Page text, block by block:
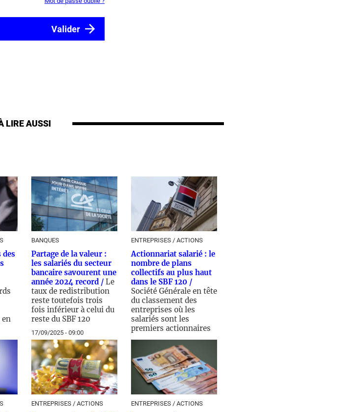
LIRE AUSSI
des
en
BANQUES
Partage de la valeur :
les salariés du secteur
bancaire savourent une
année 2024 record / Le
taux de redistribution
reste toutefois trois
fois inférieur à celui du
reste du SBF 120
17/09/2025 - 09:00
ENTREPRISES / ACTIONS
Actionnariat salarié : le
nombre de plans
collectifs au plus haut
dans le SBF 120 /
Société Générale en tête
du classement des
entreprises où les
salariés sont les
premiers actionnaires
03/07/2025 - 09:00
ENTREPRISES / ACTIONS ENTREPRISES / ACTIONS